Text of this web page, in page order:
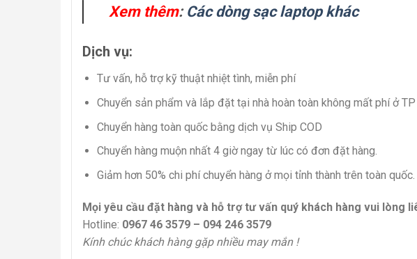
Xem thêm: Các dòng sạc laptop khác
Dịch vụ:
Tư vấn, hỗ trợ kỹ thuật nhiệt tình, miễn phí
Chuyển sản phẩm và lắp đặt tại nhà hoàn toàn không mất phí ở
Chuyển hàng toàn quốc bằng dịch vụ Ship COD
Chuyển hàng muộn nhất 4 giờ ngay từ lúc có đơn đặt hàng.
Giảm hơn 50% chi phí chuyển hàng ở mọi tỉnh thành trên toàn quốc.
Mọi yêu cầu đặt hàng và hỗ trợ tư vấn quý khách hàng vui lòng
Hotline: 0967 46 3579 – 094 246 3579
Kính chúc khách hàng gặp nhiều may mắn !